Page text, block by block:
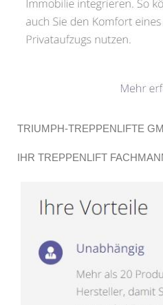
TRIUMPH-TREPPENLIFTE
IHR TREPPENLIFT